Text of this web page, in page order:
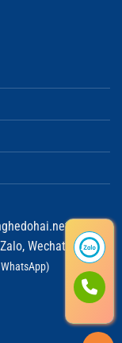
Wechat, Viber,